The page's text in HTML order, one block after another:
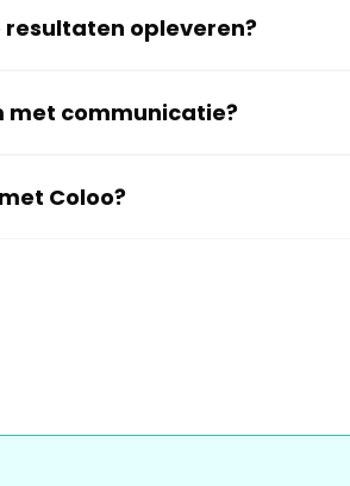
resultaten opleveren?
met communicatie?
Coloo?